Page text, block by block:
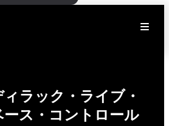
ィラック・ライブ・
ース・コントロール